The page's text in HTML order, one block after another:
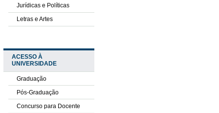
Jurídicas e Políticas
Letras e Artes
ACESSO À
UNIVERSIDADE
Graduação
Pós-Graduação
Concurso para Docente